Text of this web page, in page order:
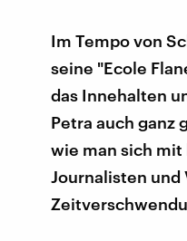
Im Tempo von
seine "Ecole
das Innehalten
Petra auch ganz
wie man sich mit
Journalisten und